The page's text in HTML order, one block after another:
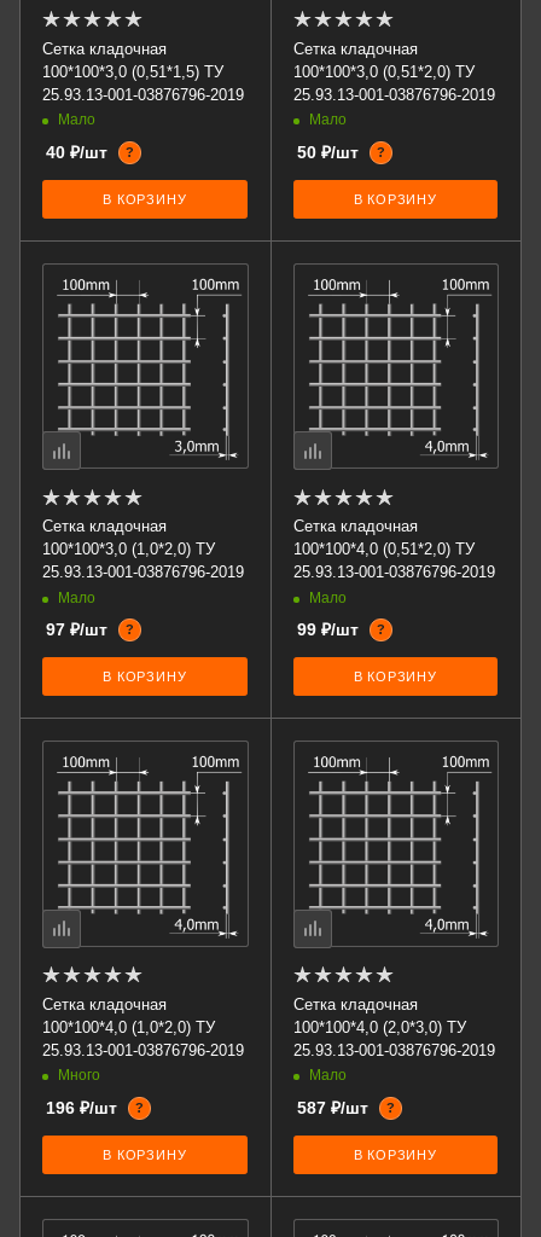
Сетка кладочная
100*100*3,0 (0,51*1,5) ТУ
25.93.13-001-03876796-2019
Мало
40 ₽/шт ?
В КОРЗИНУ
Сетка кладочная
100*100*3,0 (0,51*2,0) ТУ
25.93.13-001-03876796-2019
Мало
50 ₽/шт ?
В КОРЗИНУ
Сетка кладочная
100*100*3,0 (1,0*2,0) ТУ
25.93.13-001-03876796-2019
Мало
97 ₽/шт ?
В КОРЗИНУ
Сетка кладочная
100*100*4,0 (0,51*2,0) ТУ
25.93.13-001-03876796-2019
Мало
99 ₽/шт ?
В КОРЗИНУ
Сетка кладочная
100*100*4,0 (1,0*2,0) ТУ
25.93.13-001-03876796-2019
Много
196 ₽/шт ?
В КОРЗИНУ
Сетка кладочная
100*100*4,0 (2,0*3,0) ТУ
25.93.13-001-03876796-2019
Мало
587 ₽/шт ?
В КОРЗИНУ